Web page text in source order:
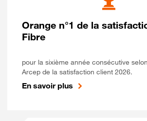
Orange n°1 de la
Fibre
pour la sixième année consécutive
Arcep de la satisfaction client 2026.
En savoir plus